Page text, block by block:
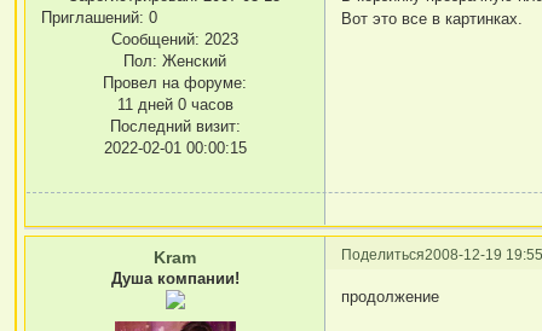
Приглашений: 0
Сообщений: 2023
Пол: Женский
Провел на форуме:
11 дней 0 часов
Последний визит:
2022-02-01 00:00:15
Вот это все в картинках.
Поделиться2008-12-19
Kram
Душа компании!
продолжение